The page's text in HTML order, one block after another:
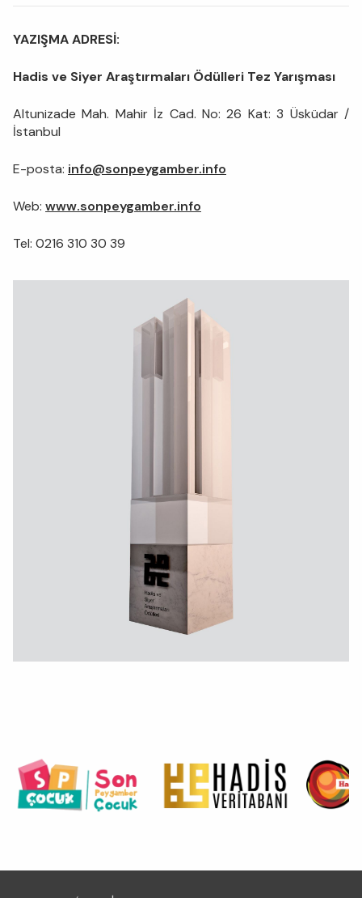
YAZIŞMA ADRESİ:
Hadis ve Siyer Araştırmaları Ödülleri Tez Yarışması
Altunizade Mah. Mahir İz Cad. No: 26 Kat: 3 Üsküdar /
İstanbul
E-posta: info@sonpeygamber.info
Web: www.sonpeygamber.info
Tel: 0216 310 30 39